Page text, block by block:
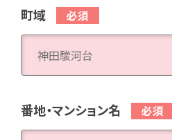
町域
番地・マンション名